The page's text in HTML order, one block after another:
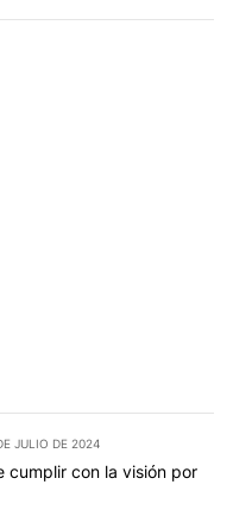
JULIO DE 2024
cumplir con la visión por